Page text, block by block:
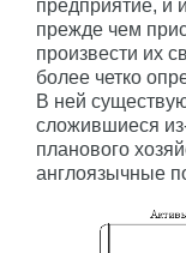
предприятие, и
прежде чем
произвести их
более четко
В ней
сложившиеся
планового
англоязычные